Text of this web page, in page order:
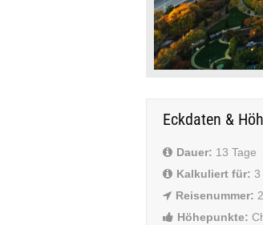
Eckdaten &
Dauer: 13 Tage
Kalkuliert für: 3
Reisenummer:
Höhepunkte: